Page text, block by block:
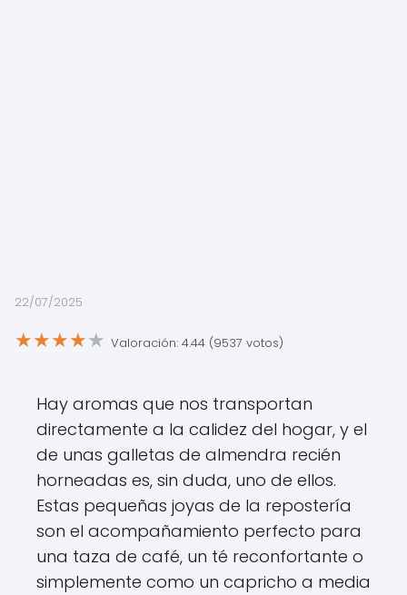
22/07/2025
★★★★★ Valoración: 4.44 (9537 votos)
Hay aromas que nos transportan
directamente a la calidez del hogar, y el
de unas galletas de almendra recién
horneadas es, sin duda, uno de ellos.
Estas pequeñas joyas de la repostería
son el acompañamiento perfecto para
una taza de café, un té reconfortante o
simplemente como un capricho a media